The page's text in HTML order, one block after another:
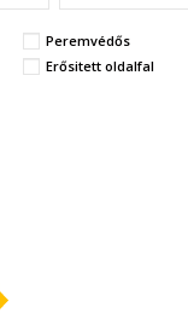
Peremvédős
Erősitett oldalfal